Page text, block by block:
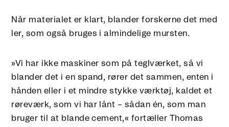
Når materialet er klart, blander forskerne det med
ler, som også bruges i almindelige mursten.
»Vi har ikke maskiner som på teglværket, så vi
blander det i en spand, rører det sammen, enten i
hånden eller i et mindre stykke værktøj, kaldet et
røreværk, som vi har lånt – sådan én, som man
bruger til at blande cement,« fortæller Thomas